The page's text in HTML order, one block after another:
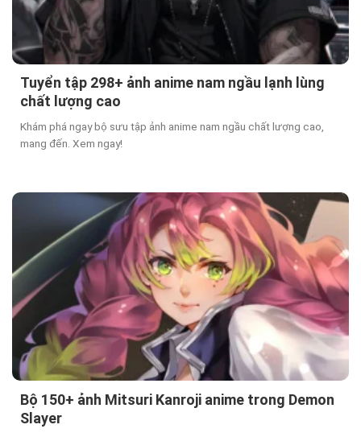
Tuyển tập 298+ ảnh anime nam ngầu lạnh lùng
chất lượng cao
Khám phá ngay bộ sưu tập ảnh anime nam ngầu chất lượng cao,
mang đến. Xem ngay!
Bộ 150+ ảnh Mitsuri Kanroji anime trong Demon
Slayer